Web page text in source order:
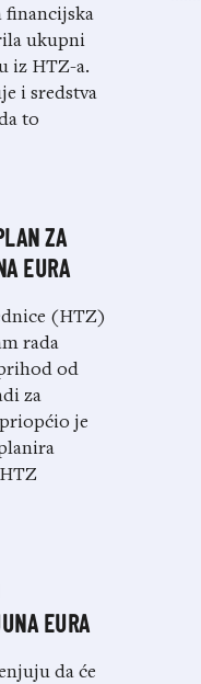
financijska
ukupni
iz HTZ-a.
i sredstva
to
ZA
EURA
(HTZ)
rada
od
za
je
EURA
da će